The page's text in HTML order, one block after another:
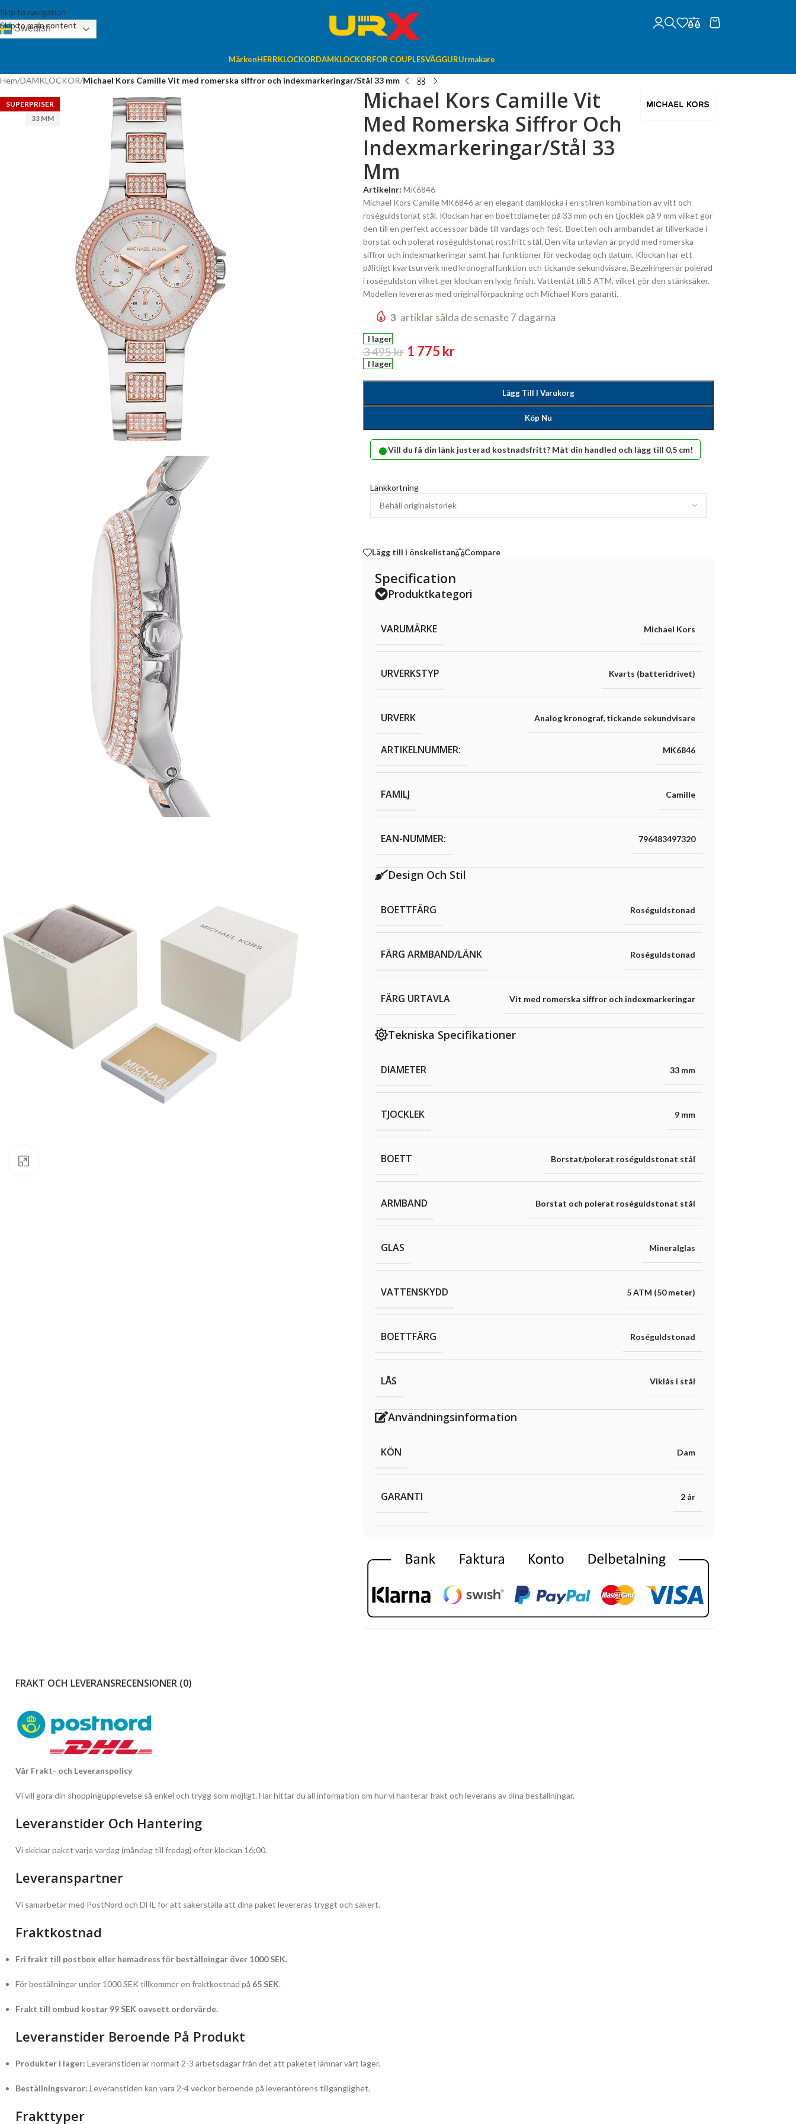
Skip to navigation
Skip to main content
Swedish
MärkenHERRKLOCKORDAMKLOCKORFOR COUPLESVÄGGURUrmakare
Hem/DAMKLOCKOR/Michael Kors Camille Vit med romerska siffror och indexmarkeringar/Stål 33 mm
SUPERPRISER
33 MM
Michael Kors Camille Vit
Med Romerska Siffror Och
Indexmarkeringar/Stål 33
Mm
Artikelnr: MK6846
Michael Kors Camille MK6846 är en elegant damklocka i en stilren kombination av vitt och
roséguldstonat stål. Klockan har en boettdiameter på 33 mm och en tjocklek på 9 mm vilket gör
den till en perfekt accessoar både till vardags och fest. Boetten och armbandet är tillverkade i
borstat och polerat roséguldstonat rostfritt stål. Den vita urtavlan är prydd med romerska
siffror och indexmarkeringar samt har funktioner för veckodag och datum. Klockan har ett
pålitligt kvartsurverk med kronograffunktion och tickande sekundvisare. Bezelringen är polerad
i roséguldston vilket ger klockan en lyxig finish. Vattentät till 5 ATM, vilket gör den stänksäker.
Modellen levereras med originalförpackning och Michael Kors garanti.
3 artiklar sålda de senaste 7 dagarna
I lager
3 495kr 1 775 kr
I lager
Lägg Till I Varukorg
Köp Nu
•Vill du få din länk justerad kostnadsfritt? Mät din handled och lägg till 0,5 cm!
Länkkortning
Lägg till i önskelistan Compare
Specification
Produktkategori
VARUMÄRKE Michael Kors
URVERKSTYP Kvarts (batteridrivet)
URVERK Analog kronograf, tickande sekundvisare
ARTIKELNUMMER: MK6846
FAMILJ Camille
EAN-NUMMER: 796483497320
Design Och Stil
BOETTFÄRG Roséguldstonad
FÄRG ARMBAND/LÄNK Roséguldstonad
FÄRG URTAVLA Vit med romerska siffror och indexmarkeringar
Tekniska Specifikationer
DIAMETER 33 mm
TJOCKLEK 9 mm
BOETT Borstat/polerat roséguldstonat stål
ARMBAND Borstat och polerat roséguldstonat stål
GLAS Mineralglas
VATTENSKYDD 5 ATM (50 meter)
BOETTFÄRG Roséguldstonad
LÅS Viklås i stål
Användningsinformation
KÖN Dam
GARANTI 2 år
FRAKT OCH LEVERANSRECENSIONER (0)
Vår Frakt- och Leveranspolicy
Vi vill göra din shoppingupplevelse så enkel och trygg som möjligt. Här hittar du all information om hur vi hanterar frakt och leverans av dina beställningar.
Leveranstider Och Hantering
Vi skickar paket varje vardag (måndag till fredag) efter klockan 16:00.
Leveranspartner
Vi samarbetar med PostNord och DHL för att säkerställa att dina paket levereras tryggt och säkert.
Fraktkostnad
Fri frakt till postbox eller hemadress för beställningar över 1000 SEK.
För beställningar under 1000 SEK tillkommer en fraktkostnad på 65 SEK.
Frakt till ombud kostar 99 SEK oavsett ordervärde.
Leveranstider Beroende På Produkt
Produkter i lager: Leveranstiden är normalt 2-3 arbetsdagar från det att paketet lämnar vårt lager.
Beställningsvaror: Leveranstiden kan vara 2-4 veckor beroende på leverantörens tillgänglighet.
Frakttyper